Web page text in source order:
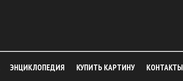
ЭНЦИКЛОПЕДИЯ КУПИТЬ КАРТИНУ КОНТАКТЫ